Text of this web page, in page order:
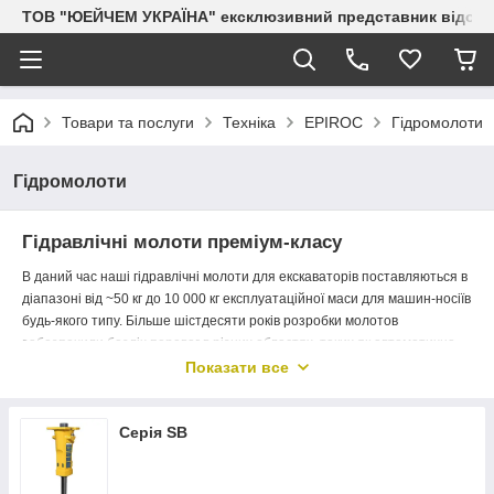
ТОВ "ЮЕЙЧЕМ УКРАЇНА" ексклюзивний представник відомих
Товари та послуги Техніка EPIROC Гідромолоти
Гідромолоти
Гідравлічні молоти преміум-класу
В даний час наші гідравлічні молоти для екскаваторів поставляються в
діапазоні від ~50 кг до 10 000 кг експлуатаційної маси для машин-носіїв
будь-якого типу. Більше шістдесяти років розробки молотов
забезпечили безліч переваг в різних областях, таких як автоматична
система мастила, системи з шумоізоляцією і гасінням вібрацій,
багато іншого.
Наша лінійка молотов преміум-класу включає все необхідне для
гідравлічного молота. Це потужне і легко настроюється обладнання,
Показати все
Серія SB